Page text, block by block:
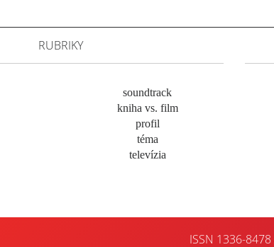
RUBRIKY
soundtrack
kniha vs. film
profil
téma
televízia
ISSN 1336-